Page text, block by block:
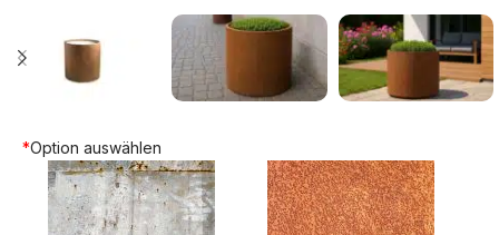
*Option auswählen